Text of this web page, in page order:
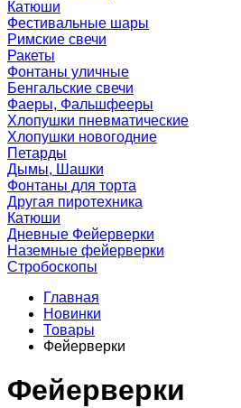
Катюши
Фестивальные шары
Римские свечи
Ракеты
Фонтаны уличные
Бенгальские свечи
Фаеры, Фальшфееры
Хлопушки пневматические
Хлопушки новогодние
Петарды
Дымы, Шашки
Фонтаны для торта
Другая пиротехника
Катюши
Дневные Фейерверки
Наземные фейерверки
Стробоскопы
Главная
Новинки
Товары
Фейерверки
Фейерверки